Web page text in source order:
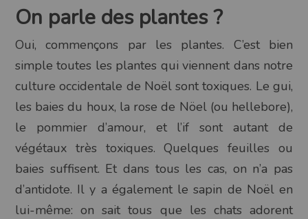
On parle des plantes ?
Oui, commençons par les plantes. C’est bien
simple toutes les plantes qui viennent dans notre
culture occidentale de Noël sont toxiques. Le gui,
les baies du houx, la rose de Nöel (ou hellebore),
le pommier d’amour, et l’if sont autant de
végétaux très toxiques. Quelques feuilles ou
baies suffisent. Et dans tous les cas, on n’a pas
d’antidote. Il y a également le sapin de Noël en
lui-même: on sait tous que les chats adorent